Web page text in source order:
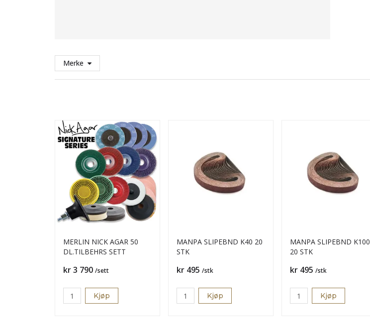
Merke
MERLIN NICK AGAR 50
DL.TILBEHRS SETT
Pris
kr 3 790 /sett
Kjøp
MANPA SLIPEBND K40 20
STK
Pris
kr 495 /stk
Kjøp
MANPA SLIPEBND K100
20 STK
Pris
kr 495 /stk
Kjøp